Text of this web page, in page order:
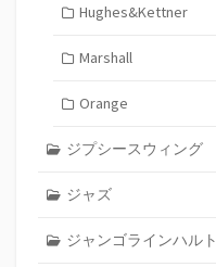
Hughes&Kettner
Marshall
Orange
ジプシースウィング
ジャズ
ジャンゴラインハルト